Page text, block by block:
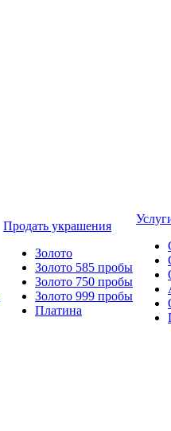
Продать украшения
Золото
Золото 585 пробы
Золото 750 пробы
Золото 999 пробы
Платина